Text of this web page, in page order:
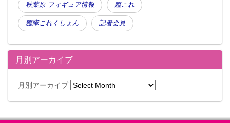
秋葉原 フィギュア情報 艦これ
艦隊これくしょん 記者会見
月別アーカイブ
月別アーカイブ